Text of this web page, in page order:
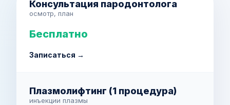
Консультация пародонтолога
осмотр, план
Бесплатно
Записаться →
Плазмолифтинг (1 процедура)
инъекции плазмы